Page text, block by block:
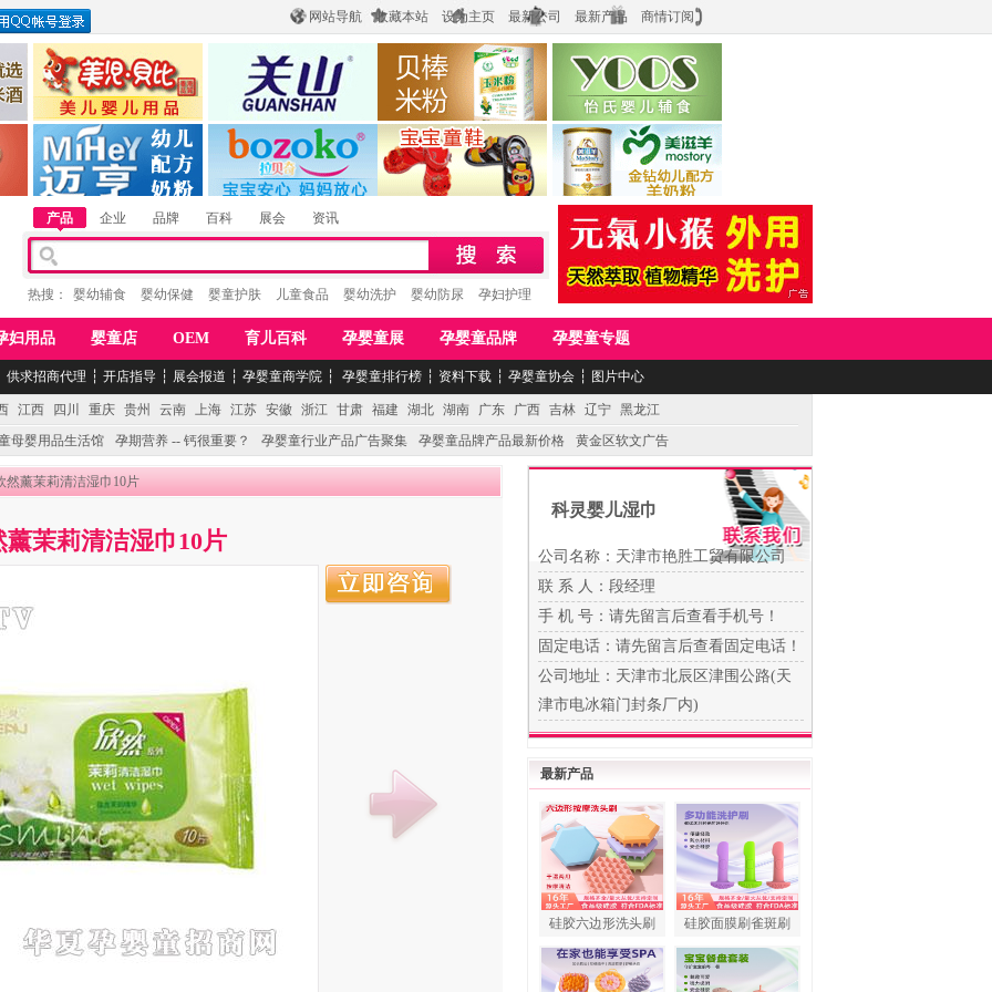
网站导航 收藏本站 设为主页 最新公司 最新产品 商情订阅
惠州市美儿婴儿用品公司
湖南迈亨母婴用品有限公司
陕西关山乳业有限公司
香港欧嘻高婴童用品公司
江西贝棒儿童食品 上海怡氏食品科技有限公司
湖南美滋生物科技有限公司
产品 企业 品牌 百科 展会 资讯
热搜： 婴幼辅食 婴幼保健 婴童护肤 儿童食品 婴幼洗护 婴幼防尿 孕妇护理
妇用品 婴童店 OEM 育儿百科 孕婴童展 孕婴童品牌 孕婴童专题
供求招商代理 ┆ 开店指导 ┆ 展会报道 ┆ 孕婴童商学院 ┆ 孕婴童排行榜 ┆ 资料下载 ┆ 孕婴童协会 ┆ 图片中心
江西 四川 重庆 贵州 云南 上海 江苏 安徽 浙江 甘肃 福建 湖北 湖南 广东 广西 吉林 辽宁 黑龙江
母婴用品生活馆
孕期营养 -- 钙很重要？ 孕婴童行业产品广告聚集 孕婴童品牌产品最新价格 黄金区软文广告
然薰茉莉清洁湿巾10片
薰茉莉清洁湿巾10片
科灵婴儿湿巾
公司名称：天津市艳胜工贸有限公司
联 系 人：段经理
手 机 号： 请先留言后查看手机号！
固定电话： 请先留言后查看固定电话！
公司地址：天津市北辰区津围公路(天
津市电冰箱门封条厂内)
最新产品
硅胶六边形洗头刷 硅胶面膜刷雀斑刷